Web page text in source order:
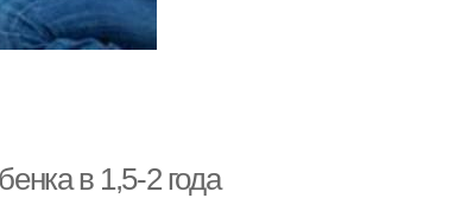
в 1,5-2 года